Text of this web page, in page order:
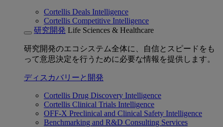
Cortellis Deals Intelligence
Cortellis Competitive Intelligence
研究開発 Life Sciences & Healthcare
研究開発のエコシステム全体に、自信とスピードをも
って意思決定を行うために必要な情報を提供します。
ディスカバリーと開発
Cortellis Drug Discovery Intelligence
Cortellis Clinical Trials Intelligence
OFF-X Preclinical and Clinical Safety Intelligence
Benchmarking and R&D Consulting Services